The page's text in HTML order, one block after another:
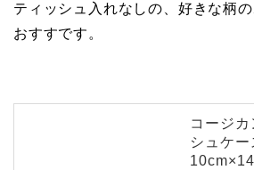
ティッシュ入れなしの、好きな柄
おすすです。
コージ
シュケ